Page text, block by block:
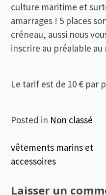
culture maritime et
amarrages ! 5 places
créneau, aussi nous
inscrire au préalable au
Le tarif est de 10 € par
Posted in Non classé
Navigation
de
vêtements marins et
accessoires
Laisser un